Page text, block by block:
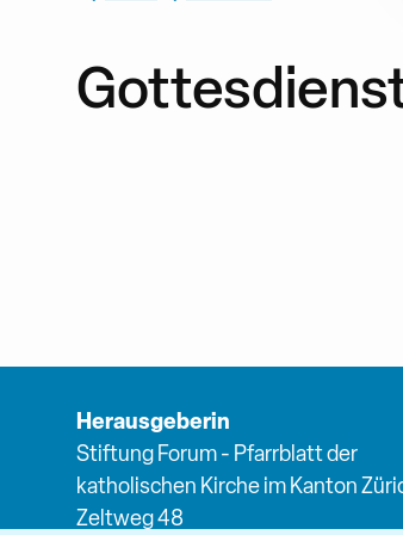
Herausgeberin
Stiftung Forum - Pfarrblatt der
katholischen Kirche im Kanton
Zeltweg 48